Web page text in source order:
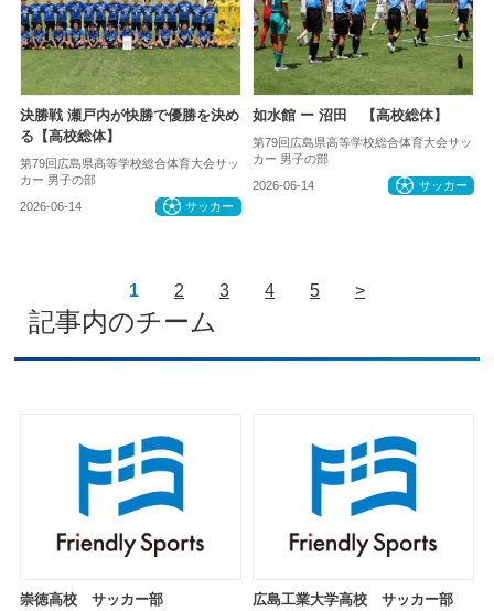
決勝戦 瀬戸内が快勝で優勝を決め
る【高校総体】
第79回広島県高等学校総合体育大会サッ
カー 男子の部
2026-06-14 サッカー
如水館 ー 沼田 【高校総体】
第79回広島県高等学校総合体育大会サッ
カー 男子の部
2026-06-14 サッカー
1 2 3 4 5 >
記事内のチーム
崇徳高校 サッカー部 広島工業大学高校 サッカー部